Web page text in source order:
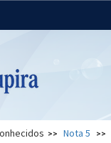
Nota 5